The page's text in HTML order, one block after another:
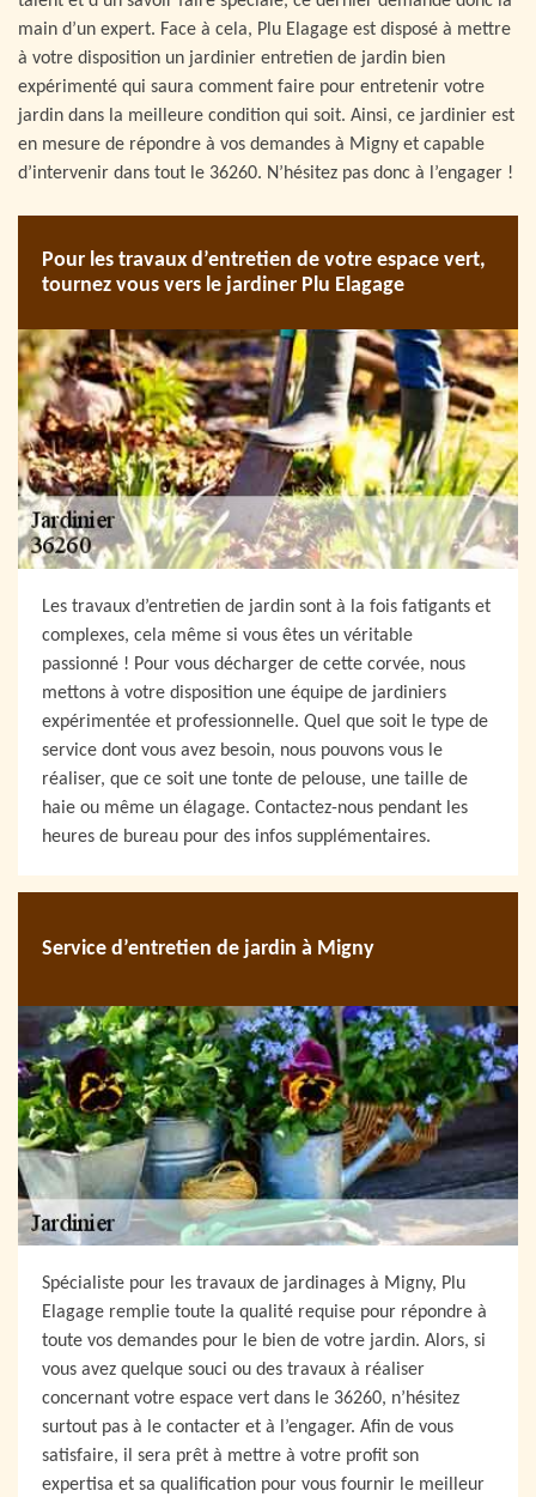
main d’un expert. Face à cela, Plu Elagage est disposé à mettre
à votre disposition un jardinier entretien de jardin bien
expérimenté qui saura comment faire pour entretenir votre
jardin dans la meilleure condition qui soit. Ainsi, ce jardinier est
en mesure de répondre à vos demandes à Migny et capable
d’intervenir dans tout le 36260. N’hésitez pas donc à l’engager !
Pour les travaux d’entretien de votre espace vert,
tournez vous vers le jardiner Plu Elagage
Les travaux d’entretien de jardin sont à la fois fatigants et
complexes, cela même si vous êtes un véritable
passionné ! Pour vous décharger de cette corvée, nous
mettons à votre disposition une équipe de jardiniers
expérimentée et professionnelle. Quel que soit le type de
service dont vous avez besoin, nous pouvons vous le
réaliser, que ce soit une tonte de pelouse, une taille de
haie ou même un élagage. Contactez-nous pendant les
heures de bureau pour des infos supplémentaires.
Service d’entretien de jardin à Migny
Spécialiste pour les travaux de jardinages à Migny, Plu
Elagage remplie toute la qualité requise pour répondre à
toute vos demandes pour le bien de votre jardin. Alors, si
vous avez quelque souci ou des travaux à réaliser
concernant votre espace vert dans le 36260, n’hésitez
surtout pas à le contacter et à l’engager. Afin de vous
satisfaire, il sera prêt à mettre à votre profit son
expertisa et sa qualification pour vous fournir le meilleur